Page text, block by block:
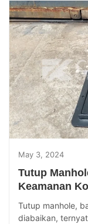
May 3, 2024
Tutup
Keamanan
Tutup manhole,
diabaikan,